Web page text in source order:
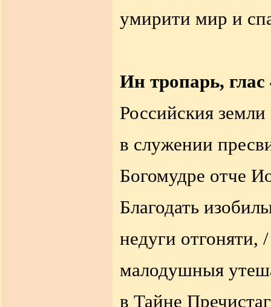
умирити мир и
Ин тропарь, глас
Российския
в служении
Богомудре отче
Благодать
недуги отгоняти, /
малодушныя
в Тайне